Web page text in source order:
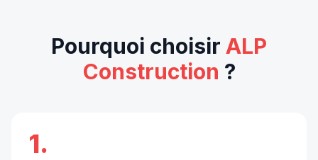
Pourquoi choisir ALP
Construction ?
1.